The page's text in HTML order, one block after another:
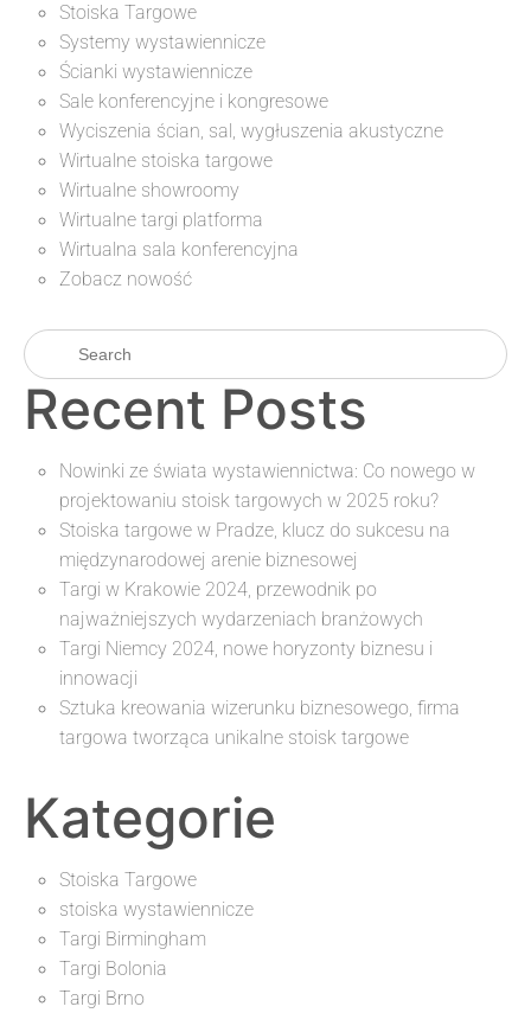
Stoiska Targowe
Systemy wystawiennicze
Ścianki wystawiennicze
Sale konferencyjne i kongresowe
Wyciszenia ścian, sal, wygłuszenia akustyczne
Wirtualne stoiska targowe
Wirtualne showroomy
Wirtualne targi platforma
Wirtualna sala konferencyjna
Zobacz nowość
Recent Posts
Nowinki ze świata wystawiennictwa: Co nowego w
projektowaniu stoisk targowych w 2025 roku?
Stoiska targowe w Pradze, klucz do sukcesu na
międzynarodowej arenie biznesowej
Targi w Krakowie 2024, przewodnik po
najważniejszych wydarzeniach branżowych
Targi Niemcy 2024, nowe horyzonty biznesu i
innowacji
Sztuka kreowania wizerunku biznesowego, firma
targowa tworząca unikalne stoisk targowe
Kategorie
Stoiska Targowe
stoiska wystawiennicze
Targi Birmingham
Targi Bolonia
Targi Brno